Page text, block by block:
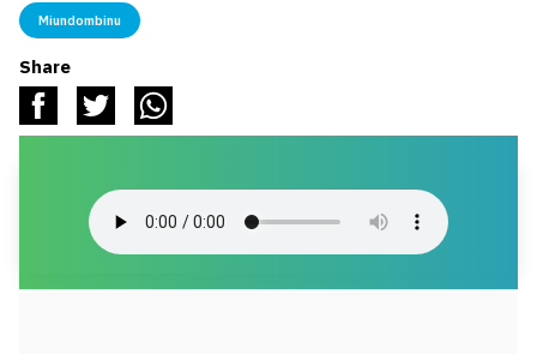
Miundombinu
Share